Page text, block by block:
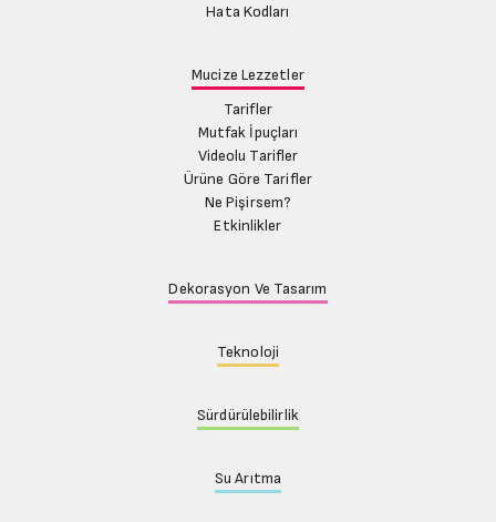
Hata Kodları
Mucize Lezzetler
Tarifler
Mutfak İpuçları
Videolu Tarifler
Ürüne Göre Tarifler
Ne Pişirsem?
Etkinlikler
Dekorasyon Ve Tasarım
Teknoloji
Sürdürülebilirlik
Su Arıtma